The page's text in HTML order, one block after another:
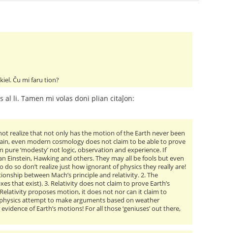
Ĉu mi faru tion?
al li. Tamen mi volas doni plian citaĵon:
realize that not only has the motion of the Earth never been
even modern cosmology does not claim to be able to prove
‘modesty’ not logic, observation and experience. If
Hawking and others. They may all be fools but even
so don’t realize just how ignorant of physics they really are!
between Mach’s principle and relativity. 2. The
that exist). 3. Relativity does not claim to prove Earth’s
proposes motion, it does not nor can it claim to
attempt to make arguments based on weather
of Earth’s motions! For all those ‘geniuses’ out there,